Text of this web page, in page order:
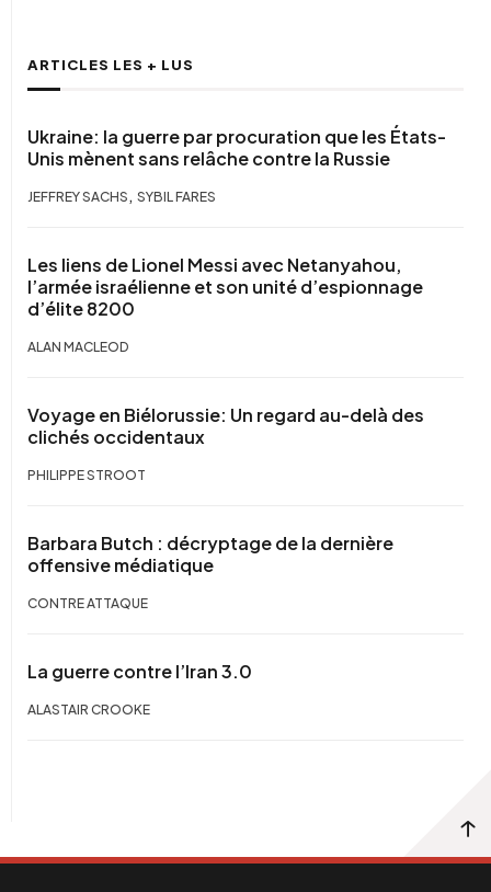
ARTICLES LES + LUS
Ukraine: la guerre par procuration que les États-
Unis mènent sans relâche contre la Russie
JEFFREY SACHS , SYBIL FARES
Les liens de Lionel Messi avec Netanyahou,
l’armée israélienne et son unité d’espionnage
d’élite 8200
ALAN MACLEOD
Voyage en Biélorussie: Un regard au-delà des
clichés occidentaux
PHILIPPE STROOT
Barbara Butch : décryptage de la dernière
offensive médiatique
CONTRE ATTAQUE
La guerre contre l’Iran 3.0
ALASTAIR CROOKE